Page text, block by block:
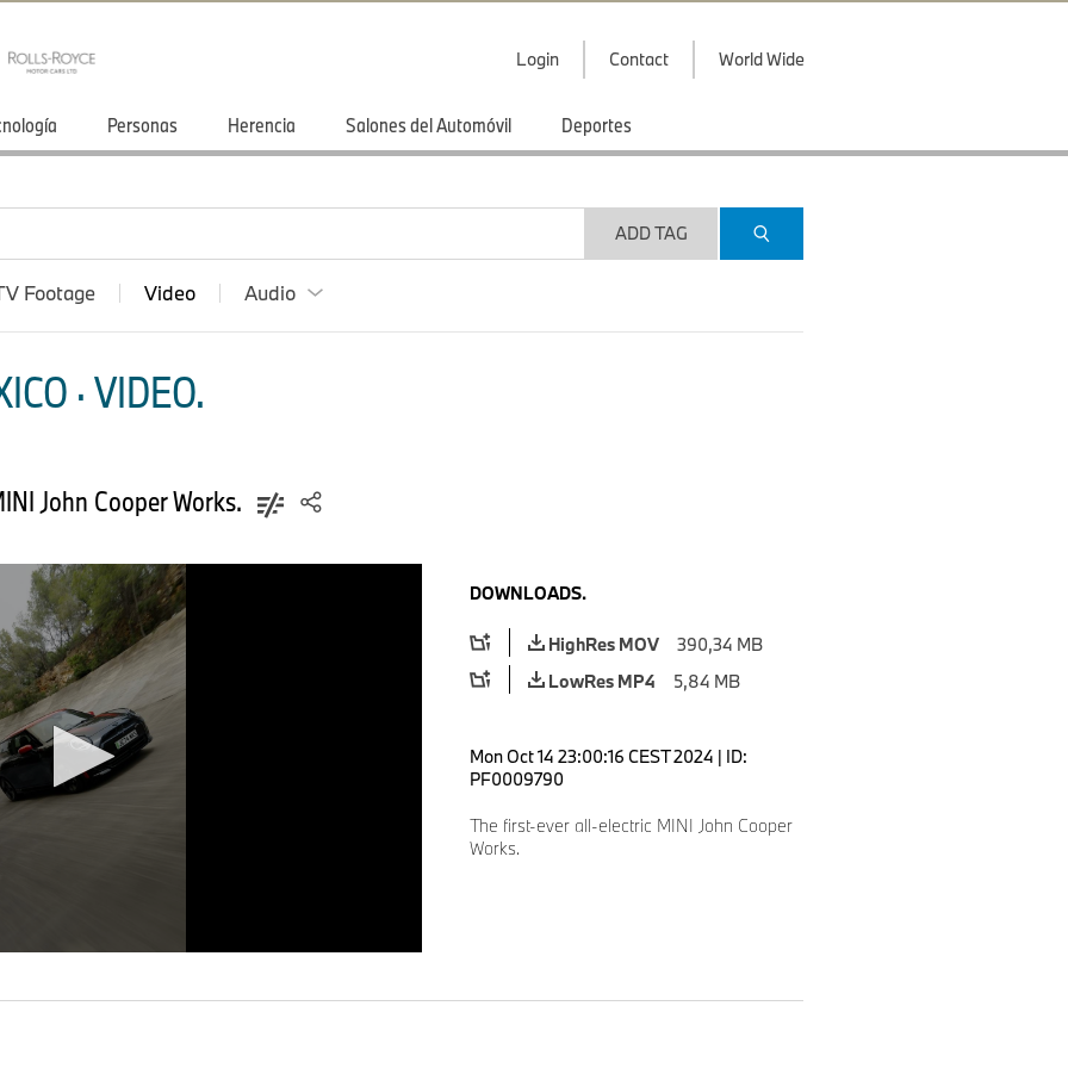
Login Contact World Wide
Personas Herencia Salones del Automóvil Deportes
ADD TAG
Footage Video Audio
· VIDEO.
John Cooper Works.
DOWNLOADS.
HighRes MOV
390,34 MB
LowRes MP4
5,84 MB
Mon Oct 14 23:00:16 CEST 2024 | ID:
PF0009790
The first-ever all-electric MINI John Cooper
Works.